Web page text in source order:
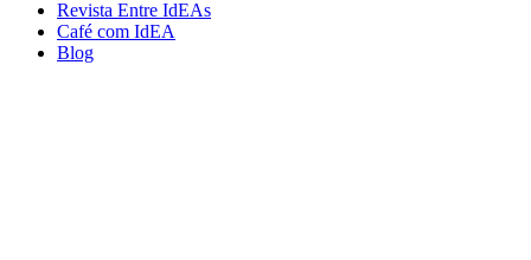
Revista Entre IdEAs
Café com IdEA
Blog